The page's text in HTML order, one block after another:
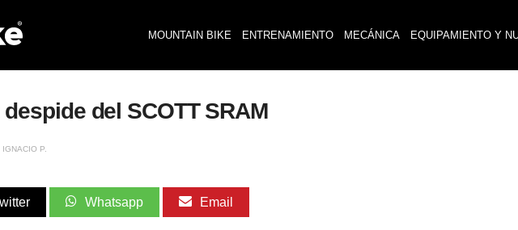
MOUNTAIN BIKE ENTRENAMIENTO MECÁNICA EQUIPAMIENTO Y
del SCOTT SRAM
IGNACIO P.
Whatsapp Email